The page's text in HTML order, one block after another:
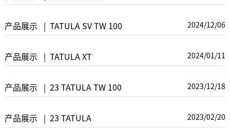
产品展示 | TATULA SV TW 100 2024/12/06
产品展示 | TATULA XT 2024/01/11
产品展示 | 23 TATULA TW 100 2023/12/18
产品展示 | 23 TATULA 2023/02/20